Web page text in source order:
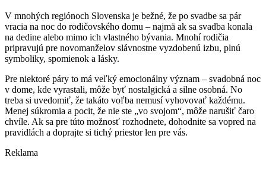
V mnohých regiónoch Slovenska je bežné, že po svadbe sa pár
vracia na noc do rodičovského domu – najmä ak sa svadba konala
na dedine alebo mimo ich vlastného bývania. Mnohí rodičia
pripravujú pre novomanželov slávnostne vyzdobenú izbu, plnú
symboliky, spomienok a lásky.
Pre niektoré páry to má veľký emocionálny význam – svadobná noc
v dome, kde vyrastali, môže byť nostalgická a silne osobná. No
treba si uvedomiť, že takáto voľba nemusí vyhovovať každému.
Menej súkromia a pocit, že nie ste „vo svojom“, môže narušiť čaro
chvíle. Ak sa pre túto možnosť rozhodnete, dohodnite sa vopred na
pravidlách a doprajte si tichý priestor len pre vás.
Reklama